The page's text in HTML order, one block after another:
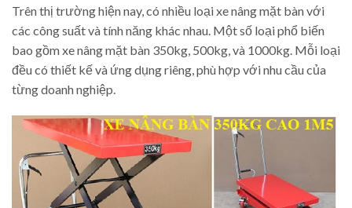
Trên thị trường hiện nay, có nhiều loại xe nâng mặt bàn với
các công suất và tính năng khác nhau. Một số loại phổ biến
bao gồm xe nâng mặt bàn 350kg, 500kg, và 1000kg. Mỗi loại
đều có thiết kế và ứng dụng riêng, phù hợp với nhu cầu của
từng doanh nghiệp.